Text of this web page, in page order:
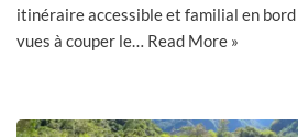
itinéraire accessible et familial en
vues à couper le… Read More »